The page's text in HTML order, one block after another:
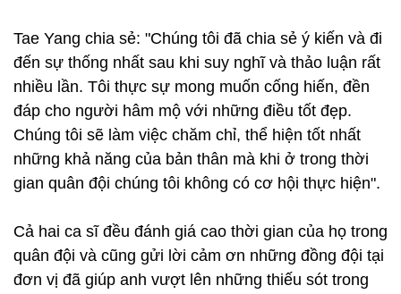
Tae Yang chia sẻ: "Chúng tôi đã chia sẻ ý kiến và đi
đến sự thống nhất sau khi suy nghĩ và thảo luận rất
nhiều lần. Tôi thực sự mong muốn cống hiến, đền
đáp cho người hâm mộ với những điều tốt đẹp.
Chúng tôi sẽ làm việc chăm chỉ, thể hiện tốt nhất
những khả năng của bản thân mà khi ở trong thời
gian quân đội chúng tôi không có cơ hội thực hiện".
Cả hai ca sĩ đều đánh giá cao thời gian của họ trong
quân đội và cũng gửi lời cảm ơn những đồng đội tại
đơn vị đã giúp anh vượt lên những thiếu sót trong